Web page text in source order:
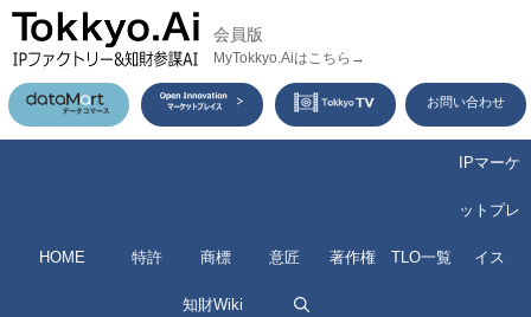
コ
ン
テ
ン
会員版
MyTokkyo.Aiはこちら→
お問い合わせ
HOME 特許 商標 意匠 著作権 TLO一覧
IPマーケ
ットプレ
イス
知財Wiki